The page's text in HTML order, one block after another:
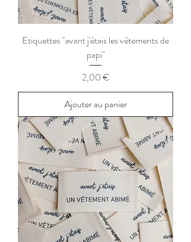
Etiquettes "avant j'étais les vêtements de
papi"
Prix
2,00 €
Ajouter au panier